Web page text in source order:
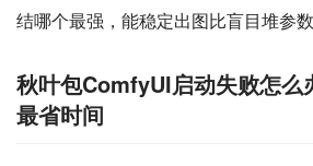
结哪个最强，能稳定出图比盲目堆参数
秋叶包ComfyUI启动失败怎么
最省时间